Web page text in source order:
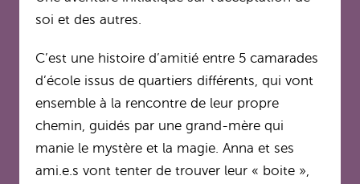
soi et des autres.
C’est une histoire d’amitié entre 5 camarades
d’école issus de quartiers différents, qui vont
ensemble à la rencontre de leur propre
chemin, guidés par une grand-mère qui
manie le mystère et la magie. Anna et ses
ami.e.s vont tenter de trouver leur « boite »,